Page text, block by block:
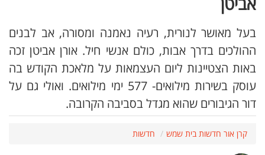
בעל מאושר לנורית, רעיה נאמנה ומסורה, אב לבנים
ההולכים בדרך אבות, כולם אנשי חיל. אורן אביטן זכה
באות הצטיינות ליום העצמאות על מלאכת הקודש בה
עוסק בשירות מילואים- 577 ימי מילואים. ואולי גם על
דור הגיבורים שהוא מגדל בסביבה הקרובה.
קרן אור חדשות בית שמש חדשות